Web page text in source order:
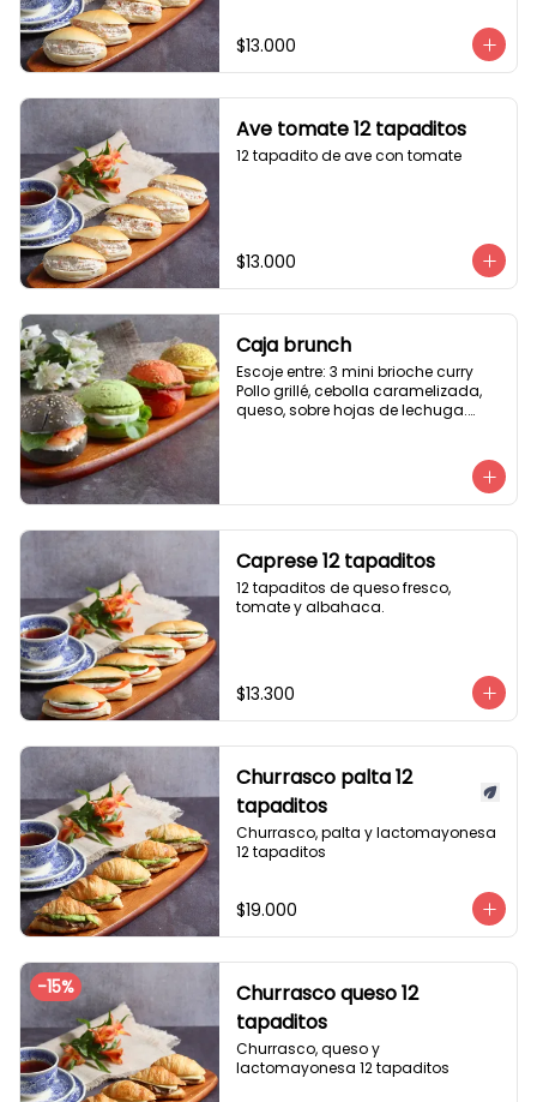
$13.000
Ave tomate 12 tapaditos
12 tapadito de ave con tomate
$13.000
Caja brunch
Escoje entre: 3 mini brioche curry
Pollo grillé, cebolla caramelizada,
queso, sobre hojas de lechuga.
hojas de lechugas.
3 mini brioche tinta calamar.
hojas de rúcula
Caprese 12 tapaditos
12 tapaditos de queso fresco,
tomate y albahaca.
$13.300
Churrasco palta 12
tapaditos
Churrasco, palta y lactomayonesa
12 tapaditos
$19.000
-15%
Churrasco queso 12
tapaditos
Churrasco, queso y
lactomayonesa 12 tapaditos